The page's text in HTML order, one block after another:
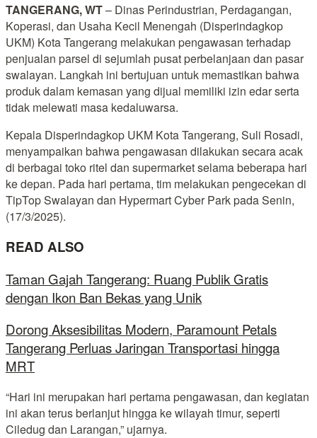
TANGERANG, WT– Dinas Perindustrian, Perdagangan,
Koperasi, dan Usaha Kecil Menengah (Disperindagkop
UKM) Kota Tangerang melakukan pengawasan terhadap
penjualan parsel di sejumlah pusat perbelanjaan dan pasar
swalayan. Langkah ini bertujuan untuk memastikan bahwa
produk dalam kemasan yang dijual memiliki izin edar serta
tidak melewati masa kedaluwarsa.
Kepala Disperindagkop UKM Kota Tangerang, Suli Rosadi,
menyampaikan bahwa pengawasan dilakukan secara acak
di berbagai toko ritel dan supermarket selama beberapa hari
ke depan. Pada hari pertama, tim melakukan pengecekan di
TipTop Swalayan dan Hypermart Cyber Park pada Senin,
(17/3/2025).
READ ALSO
Taman Gajah Tangerang: Ruang Publik Gratis
dengan Ikon Ban Bekas yang Unik
Dorong Aksesibilitas Modern, Paramount Petals
Tangerang Perluas Jaringan Transportasi hingga
MRT
“Hari ini merupakan hari pertama pengawasan, dan kegiatan
ini akan terus berlanjut hingga ke wilayah timur, seperti
Ciledug dan Larangan,” ujarnya.